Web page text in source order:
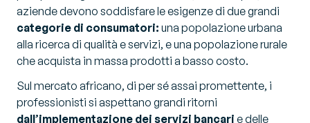
aziende devono soddisfare le esigenze di due grandi
categorie di consumatori: una popolazione urbana
alla ricerca di qualità e servizi, e una popolazione rurale
che acquista in massa prodotti a basso costo.
Sul mercato africano, di per sé assai promettente, i
professionisti si aspettano grandi ritorni
dall’implementazione dei servizi bancari e delle